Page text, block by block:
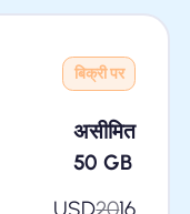
बिक्री पर
असीमित
50 GB